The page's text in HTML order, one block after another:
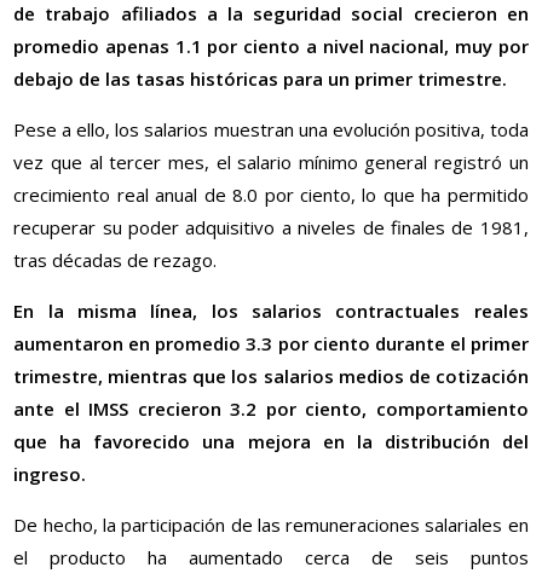
de trabajo afiliados a la seguridad social crecieron en
promedio apenas 1.1 por ciento a nivel nacional, muy por
debajo de las tasas históricas para un primer trimestre.
Pese a ello, los salarios muestran una evolución positiva, toda
vez que al tercer mes, el salario mínimo general registró un
crecimiento real anual de 8.0 por ciento, lo que ha permitido
recuperar su poder adquisitivo a niveles de finales de 1981,
tras décadas de rezago.
En la misma línea, los salarios contractuales reales
aumentaron en promedio 3.3 por ciento durante el primer
trimestre, mientras que los salarios medios de cotización
ante el IMSS crecieron 3.2 por ciento, comportamiento
que ha favorecido una mejora en la distribución del
ingreso.
De hecho, la participación de las remuneraciones salariales en
el producto ha aumentado cerca de seis puntos